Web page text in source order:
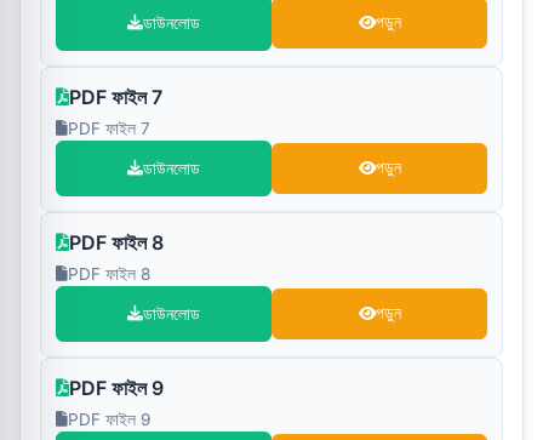
ডাউনলোড পড়ুন
PDF ফাইল 7
PDF ফাইল 7
ডাউনলোড পড়ুন
PDF ফাইল 8
PDF ফাইল 8
ডাউনলোড পড়ুন
PDF ফাইল 9
PDF ফাইল 9